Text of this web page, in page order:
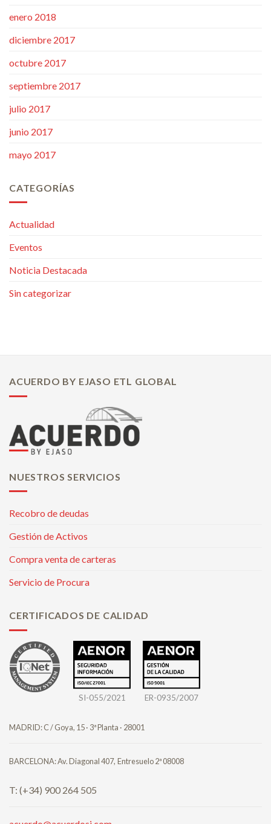
enero 2018
diciembre 2017
octubre 2017
septiembre 2017
julio 2017
junio 2017
mayo 2017
CATEGORÍAS
Actualidad
Eventos
Noticia Destacada
Sin categorizar
ACUERDO BY EJASO ETL GLOBAL
NUESTROS SERVICIOS
Recobro de deudas
Gestión de Activos
Compra venta de carteras
Servicio de Procura
CERTIFICADOS DE CALIDAD
SI-055/2021 ER-0935/2007
MADRID: C / Goya, 15 · 3ª Planta · 28001
BARCELONA: Av. Diagonal 407, Entresuelo 2ª 08008
T: (+34) 900 264 505